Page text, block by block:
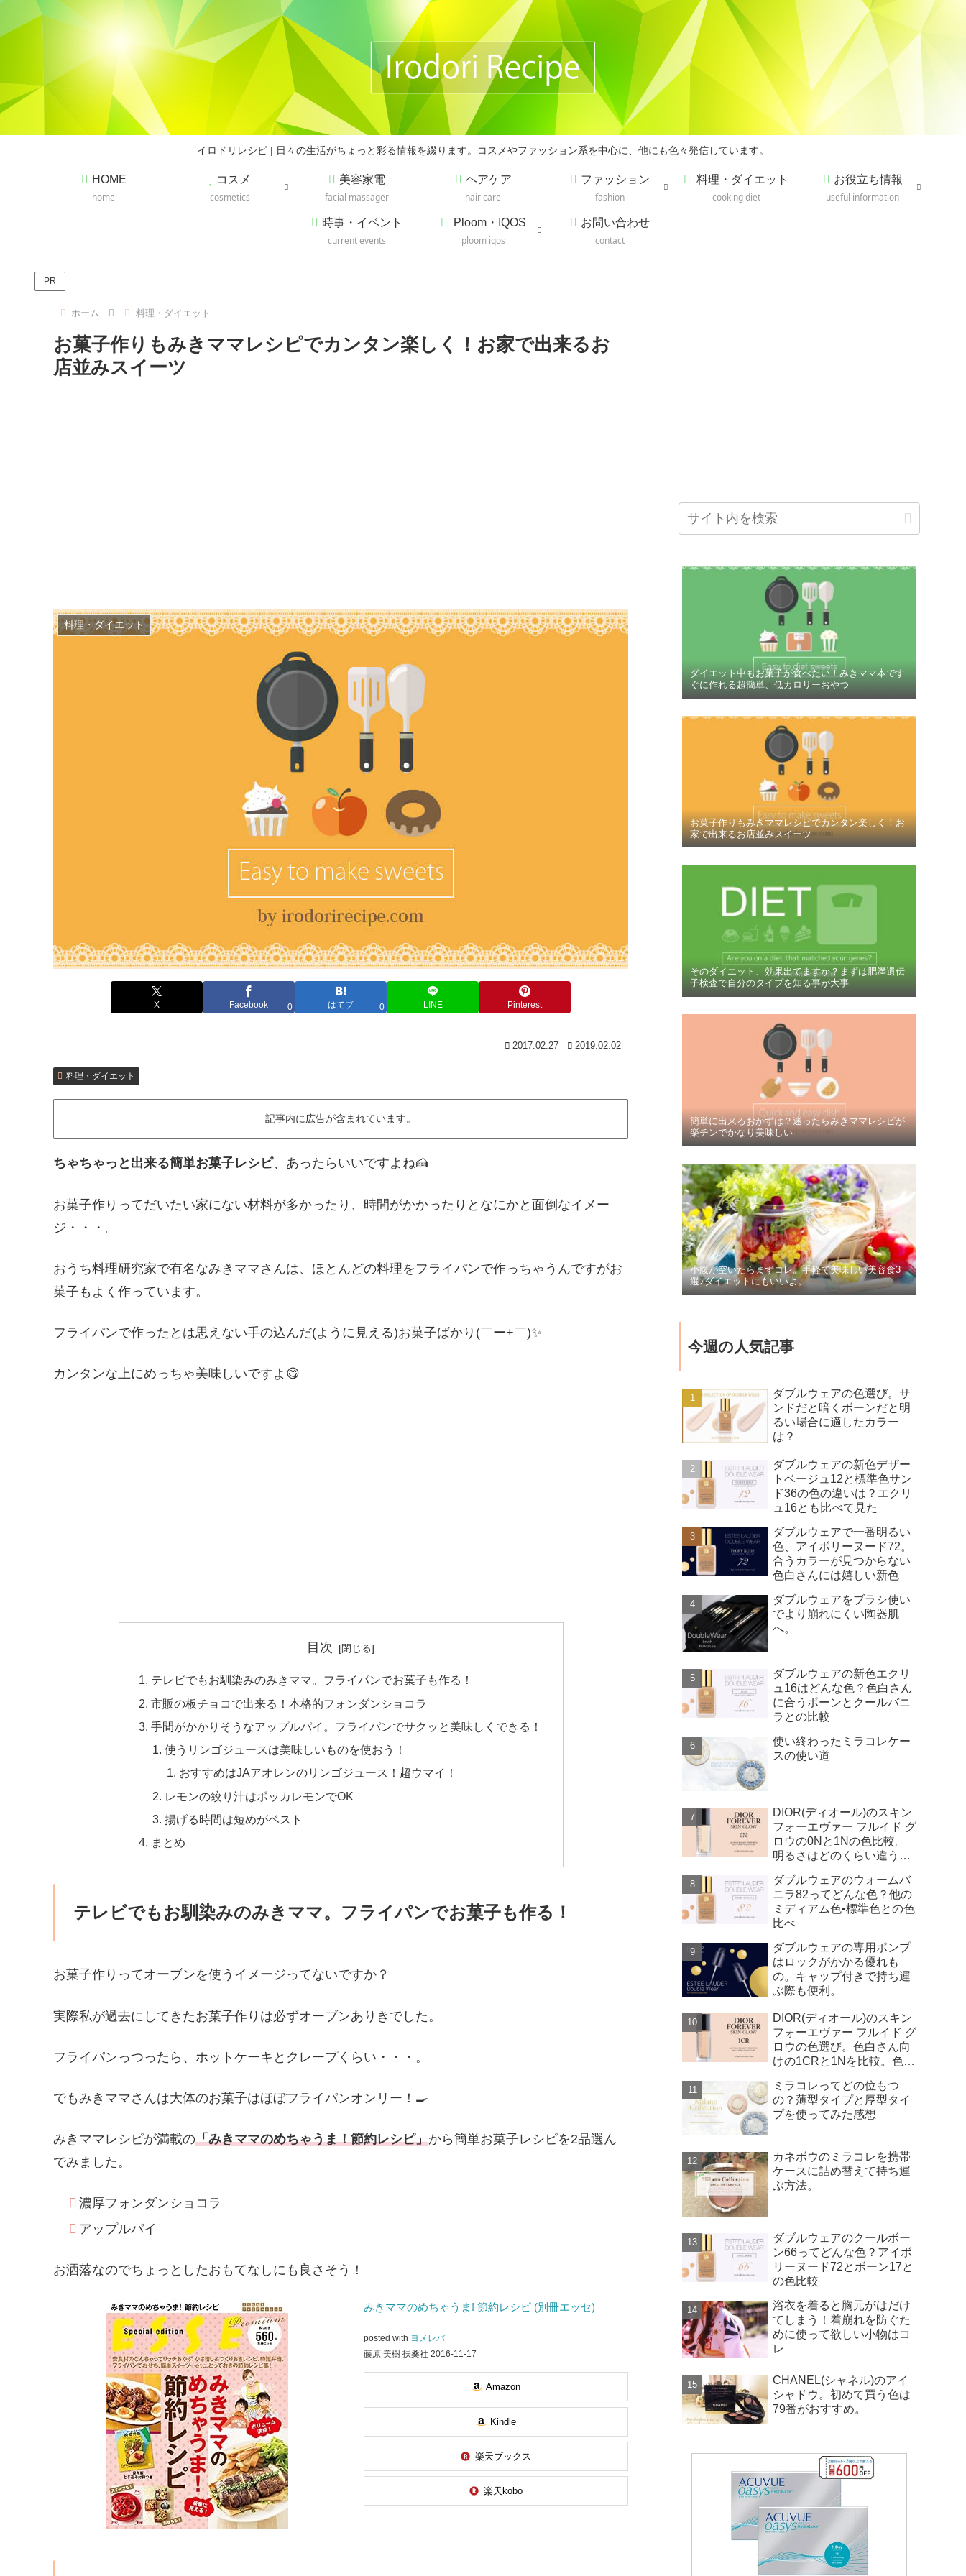
イロドリレシピ | 日々の生活がちょっと彩る情報を綴ります。コスメやファッション系を中心に、他にも色々発信しています。
HOME
home
コスメ
cosmetics
美容家電
facial massager
ヘアケア
hair care
ファッション
fashion
料理・ダイエット
cooking diet
お役立ち情報
useful information
時事・イベント
current events
Ploom・IQOS
ploom iqos
お問い合わせ
contact
PR
ホーム 料理・ダイエット
お菓子作りもみきママレシピでカンタン楽しく！お家で出来るお
店並みスイーツ
料理・ダイエット
X Facebook 0 はてブ 0 LINE Pinterest
2017.02.27 2019.02.02
料理・ダイエット
記事内に広告が含まれています。
ちゃちゃっと出来る簡単お菓子レシピ、あったらいいですよね🍰
お菓子作りってだいたい家にない材料が多かったり、時間がかかったりとなにかと面倒なイメー
ジ・・・。
おうち料理研究家で有名なみきママさんは、ほとんどの料理をフライパンで作っちゃうんですがお
菓子もよく作っています。
フライパンで作ったとは思えない手の込んだ(ように見える)お菓子ばかり(￣ー+￣)✨
カンタンな上にめっちゃ美味しいですよ😋
目次
テレビでもお馴染みのみきママ。フライパンでお菓子も作る！
市販の板チョコで出来る！本格的フォンダンショコラ
手間がかかりそうなアップルパイ。フライパンでサクッと美味しくできる！
使うリンゴジュースは美味しいものを使おう！
おすすめはJAアオレンのリンゴジュース！超ウマイ！
レモンの絞り汁はポッカレモンでOK
揚げる時間は短めがベスト
まとめ
テレビでもお馴染みのみきママ。フライパンでお菓子も作る！
お菓子作りってオーブンを使うイメージってないですか？
実際私が過去にしてきたお菓子作りは必ずオーブンありきでした。
フライパンっつったら、ホットケーキとクレープくらい・・・。
でもみきママさんは大体のお菓子はほぼフライパンオンリー！🍳
みきママレシピが満載の「みきママのめちゃうま！節約レシピ」から簡単お菓子レシピを2品選ん
でみました。
濃厚フォンダンショコラ
アップルパイ
お洒落なのでちょっとしたおもてなしにも良さそう！
みきママのめちゃうま! 節約レシピ (別冊エッセ)
posted with ヨメレバ
藤原 美樹 扶桑社 2016-11-17
Amazon
Kindle
楽天ブックス
楽天kobo
ダイエット中もお菓子が食べたい！みきママ本です
ぐに作れる超簡単、低カロリーおやつ
お菓子作りもみきママレシピでカンタン楽しく！お
家で出来るお店並みスイーツ
そのダイエット、効果出てますか？まずは肥満遺伝
子検査で自分のタイプを知る事が大事
簡単に出来るおかずは？迷ったらみきママレシピが
楽チンでかなり美味しい
小腹が空いたらまずコレ。手軽で美味しい美容食3
選♪ダイエットにもいいよ。
今週の人気記事
ダブルウェアの色選び。サ
ンドだと暗くボーンだと明
るい場合に適したカラー
は？
ダブルウェアの新色デザー
トベージュ12と標準色サン
ド36の色の違いは？エクリ
ュ16とも比べて見た
ダブルウェアで一番明るい
色、アイボリーヌード72。
合うカラーが見つからない
色白さんには嬉しい新色
ダブルウェアをブラシ使い
でより崩れにくい陶器肌
へ。
ダブルウェアの新色エクリ
ュ16はどんな色？色白さん
に合うボーンとクールバニ
ラとの比較
使い終わったミラコレケー
スの使い道
DIOR(ディオール)のスキン
フォーエヴァー フルイド グ
ロウの0Nと1Nの色比較。
明るさはどのくらい違う
ダブルウェアのウォームバ
ニラ82ってどんな色？他の
ミディアム色•標準色との色
比べ
ダブルウェアの専用ポンプ
はロックがかかる優れも
の。キャップ付きで持ち運
ぶ際も便利。
DIOR(ディオール)のスキン
フォーエヴァー フルイド グ
ロウの色選び。色白さん向
けの1CRと1Nを比較。色は
ミラコレってどの位もつ
の？薄型タイプと厚型タイ
プを使ってみた感想
カネボウのミラコレを携帯
ケースに詰め替えて持ち運
ぶ方法。
ダブルウェアのクールボー
ン66ってどんな色？アイボ
リーヌード72とボーン17と
の色比較
浴衣を着ると胸元がはだけ
てしまう！着崩れを防ぐた
めに使って欲しい小物はコ
レ
CHANEL(シャネル)のアイ
シャドウ。初めて買う色は
79番がおすすめ。